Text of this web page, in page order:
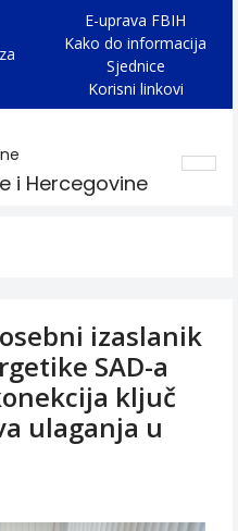
E-uprava FBIH
Kako do informacija
Sjednice
Korisni linkovi
i Hercegovine
izaslanik
SAD-a
ključ
ulaganja u